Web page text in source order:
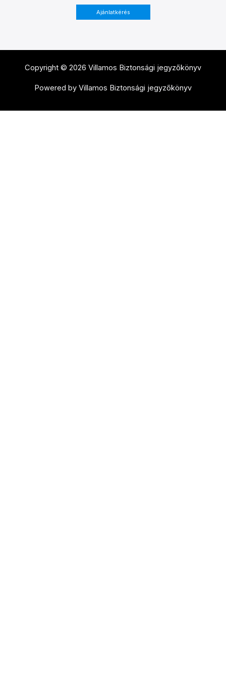
Ajánlatkérés
Copyright © 2026 Villamos Biztonsági jegyzőkönyv
Powered by Villamos Biztonsági jegyzőkönyv